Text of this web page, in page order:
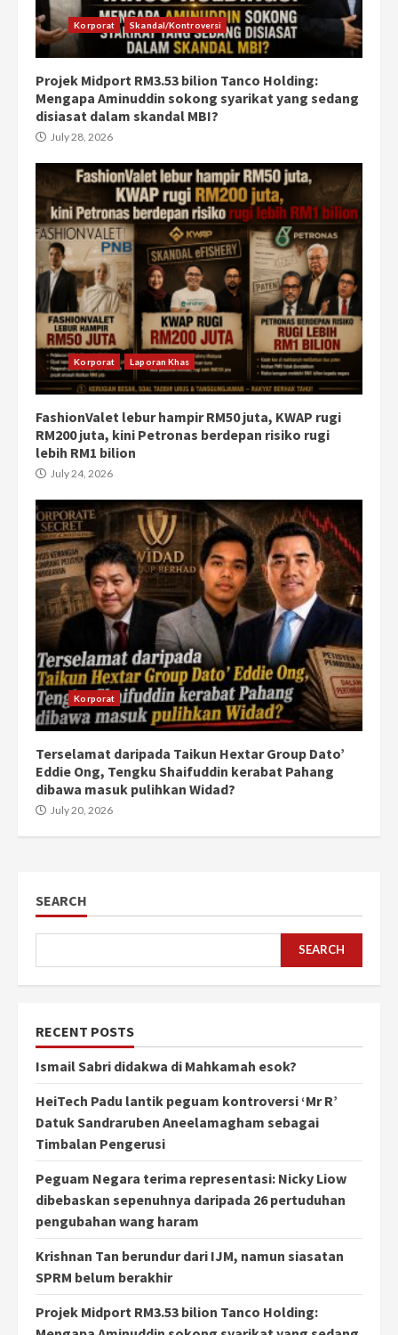
Korporat Skandal/Kontroversi
Projek Midport RM3.53 bilion Tanco Holding:
Mengapa Aminuddin sokong syarikat yang sedang
disiasat dalam skandal MBI?
July 28, 2026
Korporat Laporan Khas
FashionValet lebur hampir RM50 juta, KWAP rugi
RM200 juta, kini Petronas berdepan risiko rugi
lebih RM1 bilion
July 24, 2026
Korporat
Terselamat daripada Taikun Hextar Group Dato’
Eddie Ong, Tengku Shaifuddin kerabat Pahang
dibawa masuk pulihkan Widad?
July 20, 2026
SEARCH
SEARCH
RECENT POSTS
Ismail Sabri didakwa di Mahkamah esok?
HeiTech Padu lantik peguam kontroversi ‘Mr R’
Datuk Sandraruben Aneelamagham sebagai
Timbalan Pengerusi
Peguam Negara terima representasi: Nicky Liow
dibebaskan sepenuhnya daripada 26 pertuduhan
pengubahan wang haram
Krishnan Tan berundur dari IJM, namun siasatan
SPRM belum berakhir
Projek Midport RM3.53 bilion Tanco Holding: